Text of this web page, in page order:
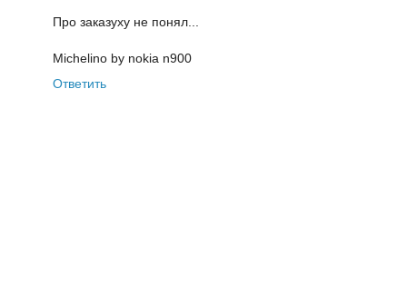
Про заказуху не понял...
Michelino by nokia n900
Ответить